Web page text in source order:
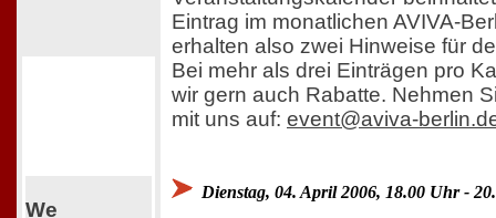
We
Eintrag im monatlichen AVIVA-
erhalten also zwei Hinweise für
Bei mehr als drei Einträgen pro
wir gern auch Rabatte. Nehmen
mit uns auf: event@aviva-
Dienstag, 04. April 2006, 18.00 Uhr -